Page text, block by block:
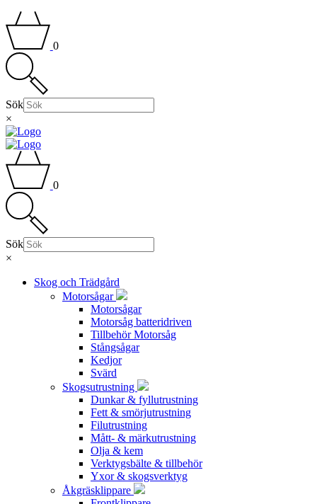
0
Sök
×
0
Sök
×
Skog och Trädgård
Motorsågar
Motorsågar
Motorsåg batteridriven
Tillbehör Motorsåg
Stångsågar
Kedjor
Svärd
Skogsutrustning
Dunkar & fyllutrustning
Fett & smörjutrustning
Filutrustning
Mått- & märkutrustning
Olja & kem
Verktygsbälte & tillbehör
Yxor & skogsverktyg
Åkgräsklippare